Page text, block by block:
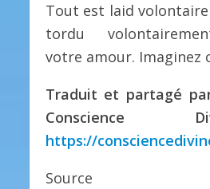
Tout est laid
tordu
votre amour. Imaginez
Traduit et partagé
Conscience
https://